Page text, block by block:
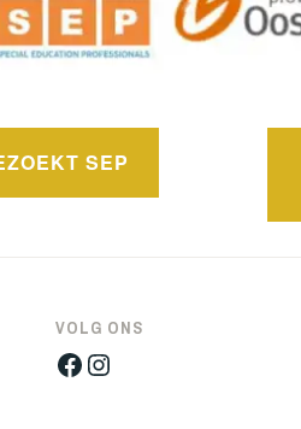
SEP
VOLG ONS
Facebook
Instagram